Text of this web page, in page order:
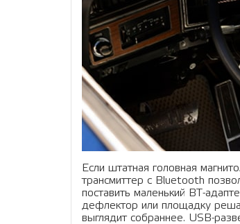
Если штатная головная
трансмиттер с Bluetooth
поставить маленький BT-
дефлектор или площадку
выглядит собраннее. USB-